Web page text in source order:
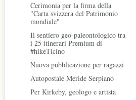
Cerimonia per la firma della
"Carta svizzera del Patrimonio
mondiale"
Il sentiero geo-paleontologico tra
i 25 itinerari Premium di
#hikeTicino
Nuova pubblicazione per ragazzi
Autopostale Meride Serpiano
Per Kirkeby, geologo e artista